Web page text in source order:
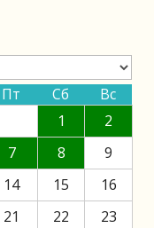
Пт Сб
Вс
1
2
7 8
9
14 15
16
21 22
23